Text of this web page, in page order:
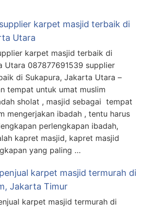
karpet masjid terbaik di
Utara
karpet masjid terbaik di
Utara 087877691539 supplier
di Sukapura, Jakarta Utara –
tempat untuk umat muslim
sholat , masjid sebagai tempat
mengerjakan ibadah , tentu harus
perlengkapan ibadah,
kapret masjid, kapret masjid
yang paling …
karpet masjid termurah di
Jakarta Timur
karpet masjid termurah di